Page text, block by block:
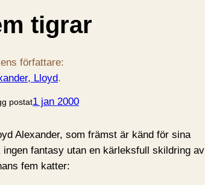
tigrar
författare:
Lloyd.
postat1 jan 2000
Alexander, som främst är känd för sina
fantasy utan en kärleksfull skildring av
fem katter: